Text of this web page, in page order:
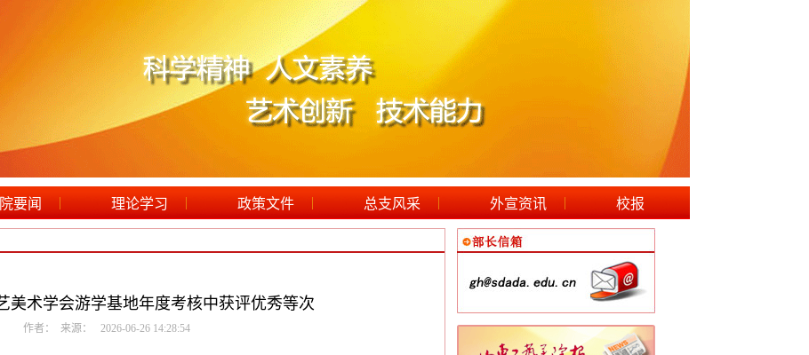
要闻 | 理论学习 | 政策文件 | 总支风采 | 外宣资讯 | 校报
美术学会游学基地年度考核中获评优秀等次
作者： 来源： 2026-06-26 14:28:54